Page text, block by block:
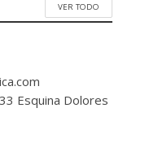
VER TODO
Esquina Dolores